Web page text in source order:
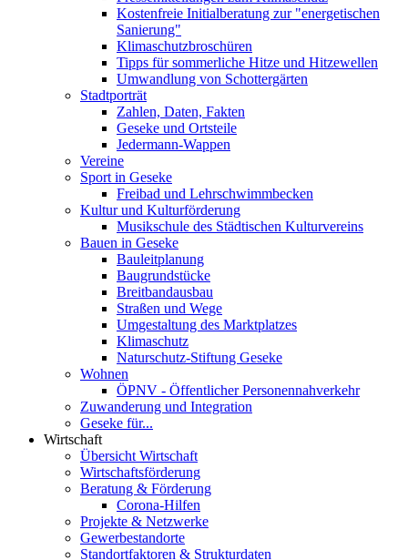
Kostenfreie Initialberatung zur "energetischen
Sanierung"
Klimaschutzbroschüren
Tipps für sommerliche Hitze und Hitzewellen
Umwandlung von Schottergärten
Stadtporträt
Zahlen, Daten, Fakten
Geseke und Ortsteile
Jedermann-Wappen
Vereine
Sport in Geseke
Freibad und Lehrschwimmbecken
Kultur und Kulturförderung
Musikschule des Städtischen Kulturvereins
Bauen in Geseke
Bauleitplanung
Baugrundstücke
Breitbandausbau
Straßen und Wege
Umgestaltung des Marktplatzes
Klimaschutz
Naturschutz-Stiftung Geseke
Wohnen
ÖPNV - Öffentlicher Personennahverkehr
Zuwanderung und Integration
Geseke für...
Wirtschaft
Übersicht Wirtschaft
Wirtschaftsförderung
Beratung & Förderung
Corona-Hilfen
Projekte & Netzwerke
Gewerbestandorte
Standortfaktoren & Strukturdaten